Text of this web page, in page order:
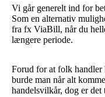
Vi går generelt ind for
Som en alternativ
fra fx ViaBill, når du
længere periode.
Forud for at folk handler
burde man når alt
handelsvilkår, dog er